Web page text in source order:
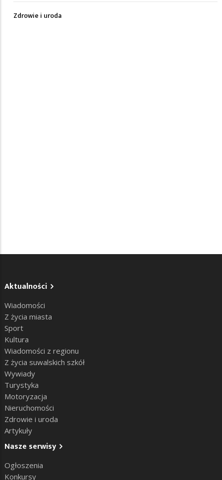
Zdrowie i uroda
Aktualności
Wiadomości
Z życia miasta
Sport
Kultura
Wiadomości z regionu
Z życia suwalskich szkół
Wywiady
Turystyka
Motoryzacja
Nieruchomości
Zdrowie i uroda
Artykuły
Nasze serwisy
Ogłoszenia
Konkursy